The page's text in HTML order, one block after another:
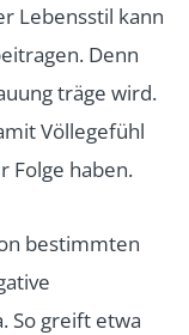
Lebensstil kann
Denn
träge wird.
Völlegefühl
Folge haben.
bestimmten
So greift etwa